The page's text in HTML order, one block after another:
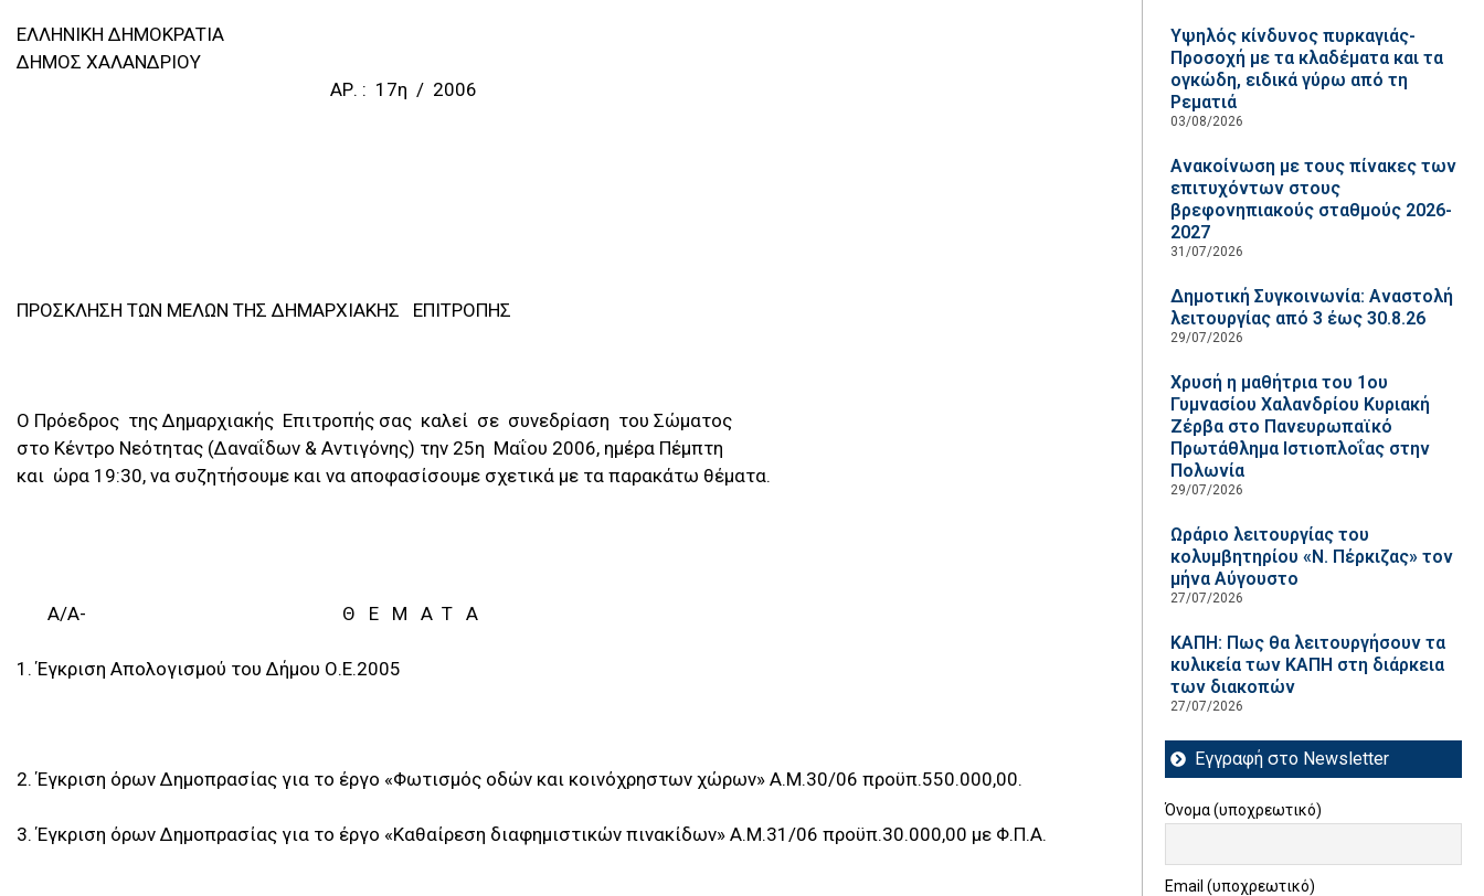
ΕΛΛΗΝΙΚΗ ΔΗΜΟΚΡΑΤΙΑ
ΔΗΜΟΣ ΧΑΛΑΝΔΡΙΟΥ
ΑΡ. : 17η / 2006
ΠΡΟΣΚΛΗΣΗ ΤΩΝ ΜΕΛΩΝ ΤΗΣ ΔΗΜΑΡΧΙΑΚΗΣ ΕΠΙΤΡΟΠΗΣ
Ο Πρόεδρος της Δημαρχιακής Επιτροπής σας καλεί σε συνεδρίαση του Σώματος
στο Κέντρο Νεότητας (Δαναΐδων & Αντιγόνης) την 25η Μαΐου 2006, ημέρα Πέμπτη
και ώρα 19:30, να συζητήσουμε και να αποφασίσουμε σχετικά με τα παρακάτω θέματα.
Α/Α- Θ Ε Μ Α Τ Α
1. Έγκριση Απολογισμού του Δήμου Ο.Ε.2005
2. Έγκριση όρων Δημοπρασίας για το έργο «Φωτισμός οδών και κοινόχρηστων χώρων» Α.Μ.30/06 προϋπ.550.000,00.
3. Έγκριση όρων Δημοπρασίας για το έργο «Καθαίρεση διαφημιστικών πινακίδων» Α.Μ.31/06 προϋπ.30.000,00 με Φ.Π.Α.
Υψηλός κίνδυνος πυρκαγιάς-
Προσοχή με τα κλαδέματα και τα
ογκώδη, ειδικά γύρω από τη
Ρεματιά
03/08/2026
Ανακοίνωση με τους πίνακες των
επιτυχόντων στους
βρεφονηπιακούς σταθμούς 2026-
2027
31/07/2026
Δημοτική Συγκοινωνία: Αναστολή
λειτουργίας από 3 έως 30.8.26
29/07/2026
Χρυσή η μαθήτρια του 1ου
Γυμνασίου Χαλανδρίου Κυριακή
Ζέρβα στο Πανευρωπαϊκό
Πρωτάθλημα Ιστιοπλοΐας στην
Πολωνία
29/07/2026
Ωράριο λειτουργίας του
κολυμβητηρίου «Ν. Πέρκιζας» τον
μήνα Αύγουστο
27/07/2026
ΚΑΠΗ: Πως θα λειτουργήσουν τα
κυλικεία των ΚΑΠΗ στη διάρκεια
των διακοπών
27/07/2026
Εγγραφή στο Newsletter
Όνομα (υποχρεωτικό)
Email (υποχρεωτικό)